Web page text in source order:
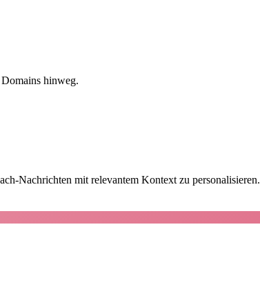
hinweg.
Nachrichten mit relevantem Kontext zu personalisieren.